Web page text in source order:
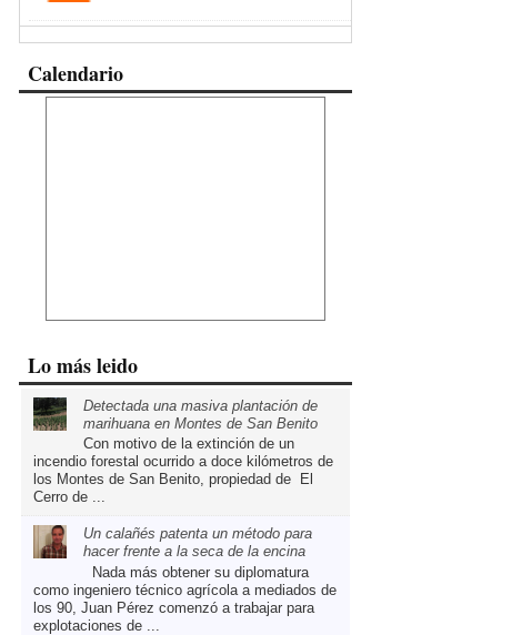
Calendario
Lo más leido
Detectada una masiva plantación de
marihuana en Montes de San Benito
Con motivo de la extinción de un
incendio forestal ocurrido a doce kilómetros de
los Montes de San Benito, propiedad de El
Cerro de ...
Un calañés patenta un método para
hacer frente a la seca de la encina
Nada más obtener su diplomatura
como ingeniero técnico agrícola a mediados de
los 90, Juan Pérez comenzó a trabajar para
explotaciones de ...